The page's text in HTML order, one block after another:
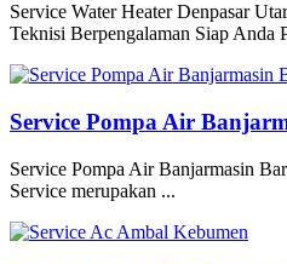
Service Water Heater Denpasar
Teknisi Berpengalaman Siap Anda
Service Pompa Air
Service Pompa Air Banjarmasin
Service merupakan ...